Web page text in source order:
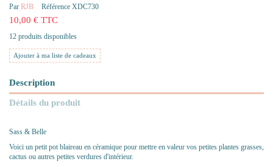
Par RJB Référence XDC730
10,00 € TTC
12 produits disponibles
Ajouter à ma liste de cadeaux
Description
Détails du produit
Sass & Belle
Voici un petit pot blaireau en céramique pour mettre en valeur vos petites plantes grasses,
cactus ou autres petites verdures d'intérieur.